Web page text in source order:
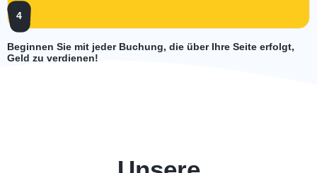
4
Beginnen Sie mit jeder Buchung, die über Ihre Seite erfolgt,
Geld zu verdienen!